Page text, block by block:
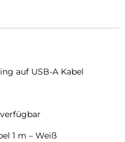
auf USB-A Kabel
1 m – Weiß